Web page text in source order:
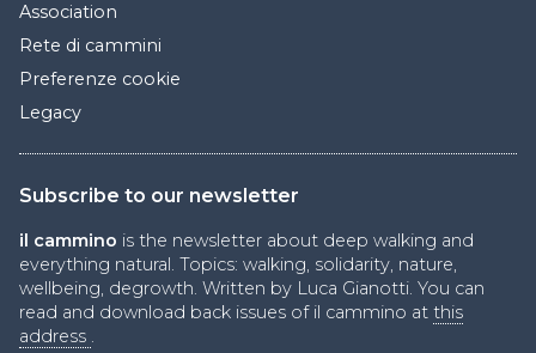
Association
Rete di cammini
Preferenze cookie
Legacy
Subscribe to our newsletter
il cammino is the newsletter about deep walking and
everything natural. Topics: walking, solidarity, nature,
wellbeing, degrowth. Written by Luca Gianotti. You can
read and download back issues of il cammino at this
address .